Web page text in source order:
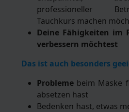
professioneller
Tauchkurs machen
Deine Fähigkeiten im
verbessern möchtest
Das ist auch besonders
Probleme beim Maske
absetzen hast
Bedenken hast, etwas